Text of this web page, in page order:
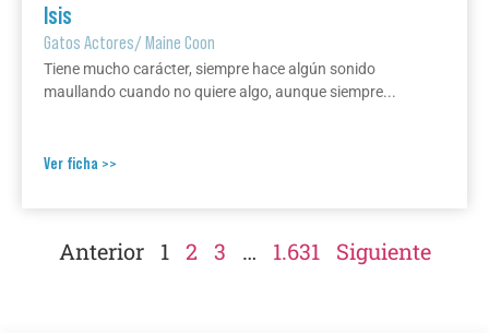
Isis
Gatos Actores/Maine Coon
Tiene mucho carácter, siempre hace algún sonido
maullando cuando no quiere algo, aunque siempre...
Ver ficha >>
Anterior 1 2 3 … 1.631 Siguiente